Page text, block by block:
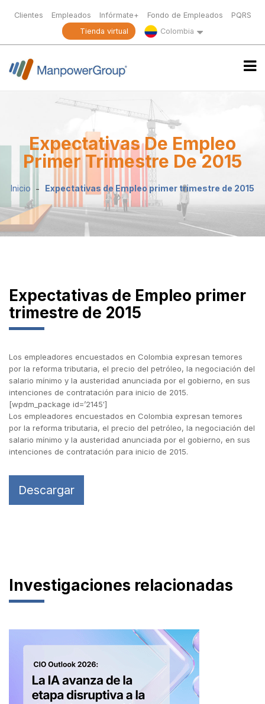
Clientes Empleados Infórmate+ Fondo de Empleados
PQRS
Tienda virtual
Colombia
Expectativas De Empleo
Primer Trimestre De 2015
Inicio Expectativas de Empleo primer trimestre de 2015
Expectativas de Empleo primer
trimestre de 2015
Los empleadores encuestados en Colombia expresan temores
por la reforma tributaria, el precio del petróleo, la negociación del
salario mínimo y la austeridad anunciada por el gobierno, en sus
intenciones de contratación para inicio de 2015.
[wpdm_package id=’2145′]
Los empleadores encuestados en Colombia expresan temores
por la reforma tributaria, el precio del petróleo, la negociación del
salario mínimo y la austeridad anunciada por el gobierno, en sus
intenciones de contratación para inicio de 2015.
Descargar
Investigaciones relacionadas